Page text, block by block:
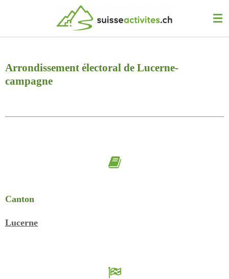
Arrondissement électoral de Lucerne-
campagne
Canton
Lucerne